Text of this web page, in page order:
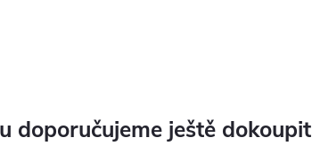
doporučujeme ještě dokoupit